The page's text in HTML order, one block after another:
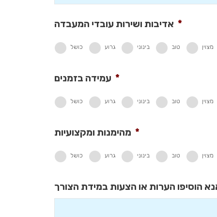
אדיבות ושירות עובדי המעבדה *
כושל גרוע בינוני טוב מצוין
עמידה בזמנים *
כושל גרוע בינוני טוב מצוין
מהימנות ומקצועיות *
כושל גרוע בינוני טוב מצוין
הוסיפו הערות או הצעות במידת הצורך